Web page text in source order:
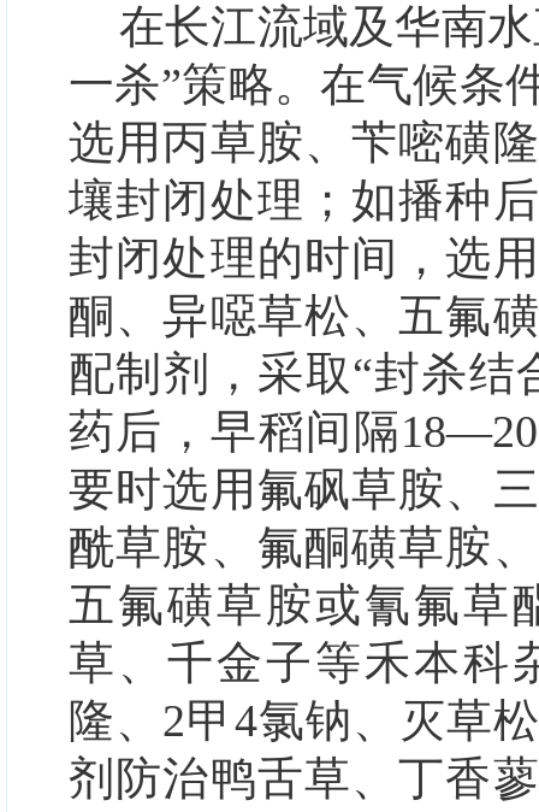
在长江流域及华南
一杀”策略。在气候条
选用丙草胺、苄嘧磺
壤封闭处理；如播种
封闭处理的时间，选
酮、异噁草松、五氟
配制剂，采取“封杀结
药后，早稻间隔
要时选用氟砜草胺、
酰草胺、氟酮磺草胺
五氟磺草胺或氰氟草
草、千金子等禾本科
隆、2甲4氯钠、灭草
剂防治鸭舌草、丁香